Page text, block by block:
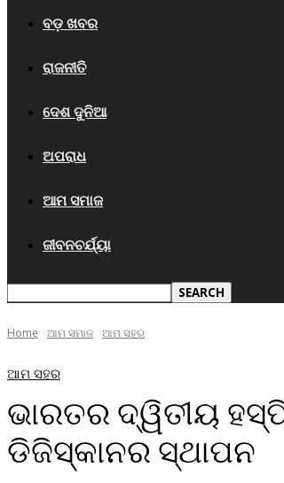
ବଡ଼ ଖବର
ରାଜନୀତି
ଦେଶ ଦୁନିଆ
ଅପରାଧ
ଆମ ସମାଜ
ଜୀବନଚର୍ଯ୍ୟା
Home ଆମ ସମାଜ ଆମ ସହର
ଆମ ସହର
ଭାରତର ଦ୍ୱିତୀୟ
ଡିଜିସ୍କାନର ସ୍ଥାପନ